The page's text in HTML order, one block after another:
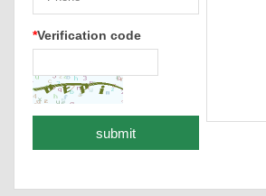
*Verification code